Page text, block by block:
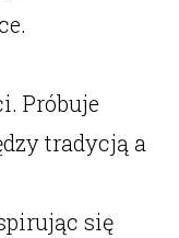
Próbuje
tradycją a
się